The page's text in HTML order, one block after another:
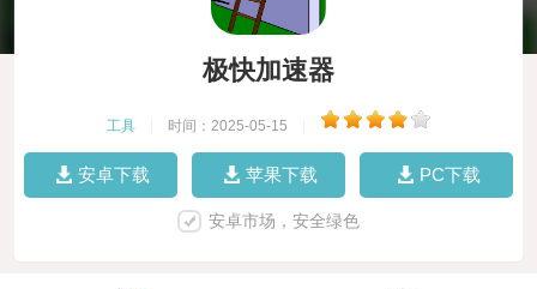
极快加速器
工具 时间：2025-05-15
安卓下载 苹果下载 PC下载
安卓市场，安全绿色